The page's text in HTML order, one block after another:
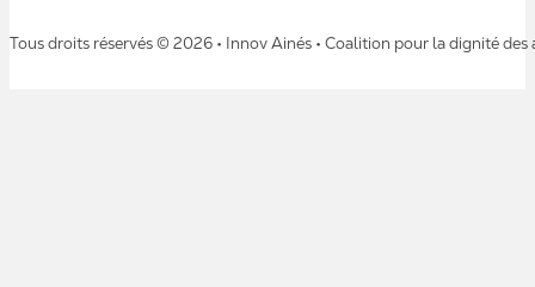
Tous droits réservés © 2026 • Innov Ainés • Coalition pour la dignité des